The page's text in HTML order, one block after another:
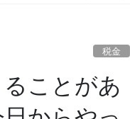
税金
ことがあ